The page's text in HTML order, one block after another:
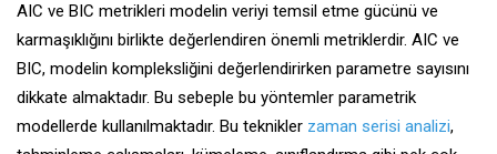
AIC ve BIC metrikleri modelin veriyi temsil etme gücünü ve
karmaşıklığını birlikte değerlendiren önemli metriklerdir. AIC ve
BIC, modelin kompleksliğini değerlendirirken parametre sayısını
dikkate almaktadır. Bu sebeple bu yöntemler parametrik
modellerde kullanılmaktadır. Bu teknikler zaman serisi analizi,